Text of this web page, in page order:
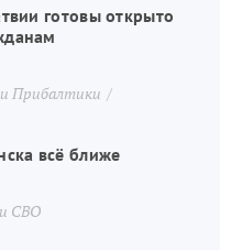
готовы открыто
Прибалтики
всё ближе
СВО